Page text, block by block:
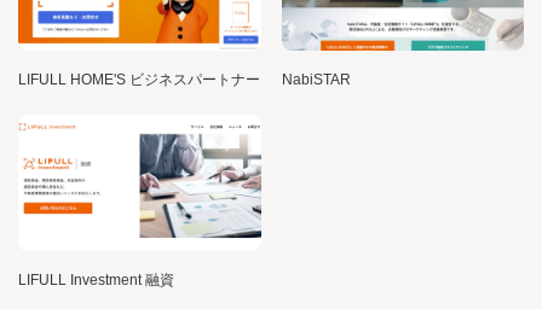
LIFULL HOME'S ビジネスパートナー NabiSTAR
LIFULL Investment 融資